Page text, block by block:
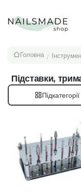
Головна /
Підставки,
Підкатегорії